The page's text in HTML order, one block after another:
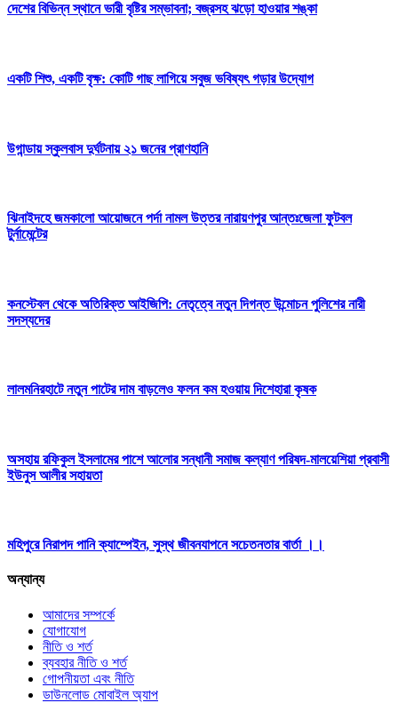
দেশের বিভিন্ন স্থানে ভারী বৃষ্টির সম্ভাবনা; বজ্রসহ ঝড়ো হাওয়ার শঙ্কা
একটি শিশু, একটি বৃক্ষ: কোটি গাছ লাগিয়ে সবুজ ভবিষ্যৎ গড়ার উদ্যোগ
উগান্ডায় স্কুলবাস দুর্ঘটনায় ২১ জনের প্রাণহানি
ঝিনাইদহে জমকালো আয়োজনে পর্দা নামল উত্তর নারায়ণপুর আন্তঃজেলা ফুটবল
টুর্নামেন্টের
কনস্টেবল থেকে অতিরিক্ত আইজিপি: নেতৃত্বে নতুন দিগন্ত উন্মোচন পুলিশের নারী
সদস্যদের
লালমনিরহাটে নতুন পাটের দাম বাড়লেও ফলন কম হওয়ায় দিশেহারা কৃষক
অসহায় রফিকুল ইসলামের পাশে আলোর সন্ধানী সমাজ কল্যাণ পরিষদ-মালয়েশিয়া প্রবাসী
ইউনুস আলীর সহায়তা
মহিপুরে নিরাপদ পানি ক্যাম্পেইন, সুস্থ জীবনযাপনে সচেতনতার বার্তা ।।
অন্যান্য
আমাদের সম্পর্কে
যোগাযোগ
নীতি ও শর্ত
ব্যবহার নীতি ও শর্ত
গোপনীয়তা এবং নীতি
ডাউনলোড মোবাইল অ্যাপ